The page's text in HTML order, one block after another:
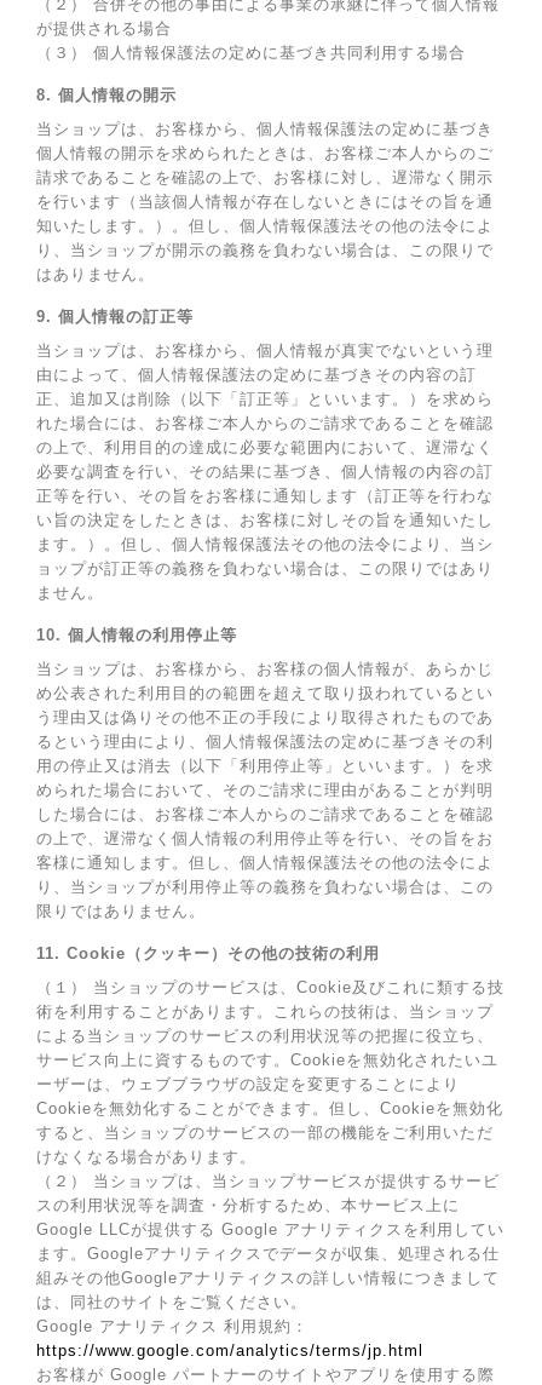
（２） 合併その他の事由による事業の承継に伴って個人情報
が提供される場合
（３） 個人情報保護法の定めに基づき共同利用する場合
8. 個人情報の開示
当ショップは、お客様から、個人情報保護法の定めに基づき
個人情報の開示を求められたときは、お客様ご本人からのご
請求であることを確認の上で、お客様に対し、遅滞なく開示
を行います（当該個人情報が存在しないときにはその旨を通
知いたします。）。但し、個人情報保護法その他の法令によ
り、当ショップが開示の義務を負わない場合は、この限りで
はありません。
9. 個人情報の訂正等
当ショップは、お客様から、個人情報が真実でないという理
由によって、個人情報保護法の定めに基づきその内容の訂
正、追加又は削除（以下「訂正等」といいます。）を求めら
れた場合には、お客様ご本人からのご請求であることを確認
の上で、利用目的の達成に必要な範囲内において、遅滞なく
必要な調査を行い、その結果に基づき、個人情報の内容の訂
正等を行い、その旨をお客様に通知します（訂正等を行わな
い旨の決定をしたときは、お客様に対しその旨を通知いたし
ます。）。但し、個人情報保護法その他の法令により、当シ
ョップが訂正等の義務を負わない場合は、この限りではあり
ません。
10. 個人情報の利用停止等
当ショップは、お客様から、お客様の個人情報が、あらかじ
め公表された利用目的の範囲を超えて取り扱われているとい
う理由又は偽りその他不正の手段により取得されたものであ
るという理由により、個人情報保護法の定めに基づきその利
用の停止又は消去（以下「利用停止等」といいます。）を求
められた場合において、そのご請求に理由があることが判明
した場合には、お客様ご本人からのご請求であることを確認
の上で、遅滞なく個人情報の利用停止等を行い、その旨をお
客様に通知します。但し、個人情報保護法その他の法令によ
り、当ショップが利用停止等の義務を負わない場合は、この
限りではありません。
11. Cookie（クッキー）その他の技術の利用
（１） 当ショップのサービスは、Cookie及びこれに類する技
術を利用することがあります。これらの技術は、当ショップ
による当ショップのサービスの利用状況等の把握に役立ち、
サービス向上に資するものです。Cookieを無効化されたいユ
ーザーは、ウェブブラウザの設定を変更することにより
Cookieを無効化することができます。但し、Cookieを無効化
すると、当ショップのサービスの一部の機能をご利用いただ
けなくなる場合があります。
（２） 当ショップは、当ショップサービスが提供するサービ
スの利用状況等を調査・分析するため、本サービス上に
Google LLCが提供する Google アナリティクスを利用してい
ます。Googleアナリティクスでデータが収集、処理される仕
組みその他Googleアナリティクスの詳しい情報につきまして
は、同社のサイトをご覧ください。
Google アナリティクス 利用規約：
https://www.google.com/analytics/terms/jp.html
お客様が Google パートナーのサイトやアプリを使用する際